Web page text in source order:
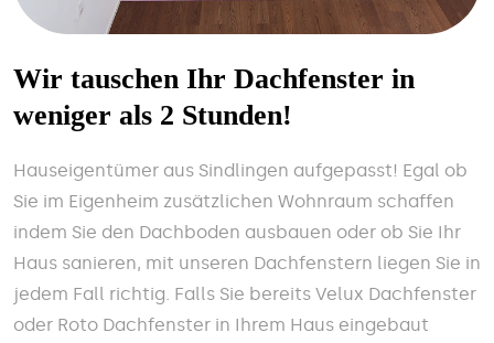
Wir tauschen Ihr Dachfenster in
weniger als 2 Stunden!
Hauseigentümer aus Sindlingen aufgepasst! Egal ob
Sie im Eigenheim zusätzlichen Wohnraum schaffen
indem Sie den Dachboden ausbauen oder ob Sie Ihr
Haus sanieren, mit unseren Dachfenstern liegen Sie in
jedem Fall richtig. Falls Sie bereits Velux Dachfenster
oder Roto Dachfenster in Ihrem Haus eingebaut